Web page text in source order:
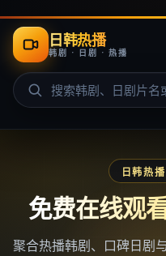
日韩热播
韩剧 · 日剧 · 热播
日韩热播
免费在线观
聚合热播韩剧、口碑日剧